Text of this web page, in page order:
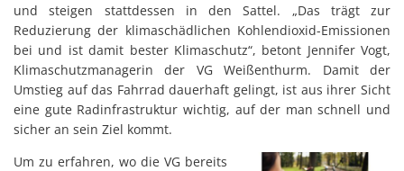
und steigen stattdessen in den Sattel. „Das trägt zur
Reduzierung der klimaschädlichen Kohlendioxid-Emissionen
bei und ist damit bester Klimaschutz“, betont Jennifer Vogt,
Klimaschutzmanagerin der VG Weißenthurm. Damit der
Umstieg auf das Fahrrad dauerhaft gelingt, ist aus ihrer Sicht
eine gute Radinfrastruktur wichtig, auf der man schnell und
sicher an sein Ziel kommt.
Um zu erfahren, wo die VG bereits